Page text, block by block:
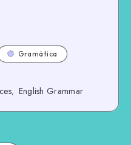
Gramática
, English Grammar